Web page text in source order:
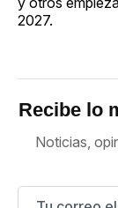
2027.
Recibe lo
Noticias,